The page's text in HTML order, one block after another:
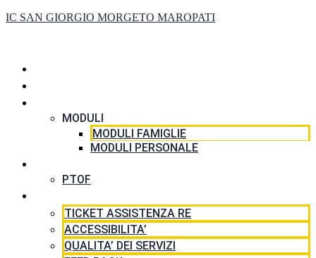
IC SAN GIORGIO MORGETO MAROPATI
MODULI
MODULI FAMIGLIE
MODULI PERSONALE
PTOF
TICKET ASSISTENZA RE
ACCESSIBILITA’
QUALITA’ DEI SERVIZI